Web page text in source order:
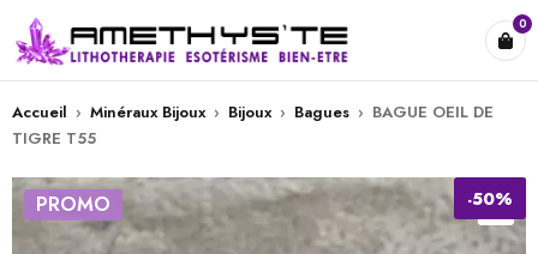
0
Accueil › Minéraux Bijoux › Bijoux › Bagues › BAGUE OEIL DE
TIGRE T55
PROMO -50%